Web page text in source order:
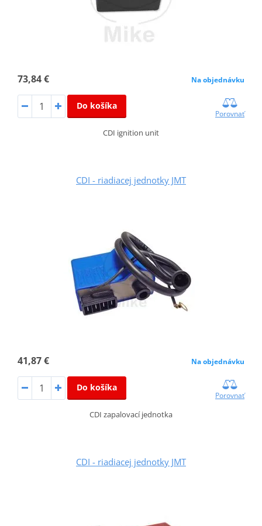
73,84 € Na objednávku
Do košíka
Porovnať
CDI ignition unit
CDI - riadiacej jednotky JMT
41,87 € Na objednávku
Do košíka
Porovnať
CDI zapalovací jednotka
CDI - riadiacej jednotky JMT